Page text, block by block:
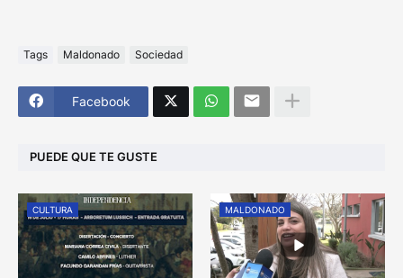
Tags Maldonado Sociedad
Facebook
PUEDE QUE TE GUSTE
CULTURA MALDONADO